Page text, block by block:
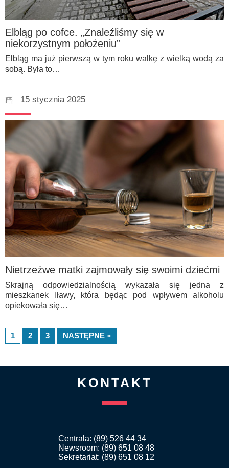
Elbląg po cofce. „Znaleźliśmy się w
niekorzystnym położeniu”
Elbląg ma już pierwszą w tym roku walkę z wielką wodą za
sobą. Była to…
15 stycznia 2025
Nietrzeźwe matki zajmowały się swoimi dziećmi
Skrajną odpowiedzialnością wykazała się jedna z
mieszkanek Iławy, która będąc pod wpływem alkoholu
opiekowała się…
1 2 3 NASTĘPNE »
KONTAKT
Centrala: (89) 526 44 34
Newsroom: (89) 651 08 48
Sekretariat: (89) 651 08 12